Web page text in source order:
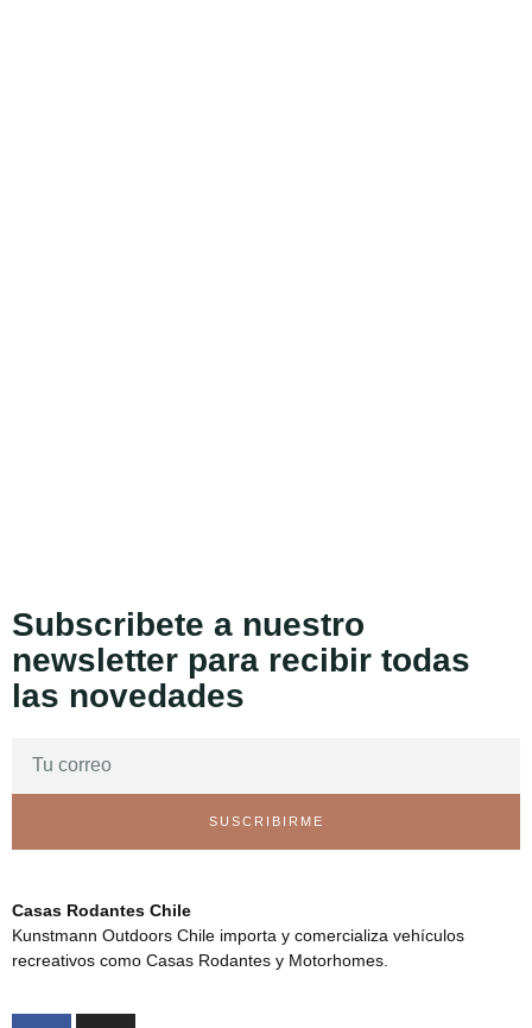
Subscribete a nuestro
newsletter para recibir todas
las novedades
SUSCRIBIRME
Casas Rodantes Chile
Kunstmann Outdoors Chile importa y comercializa vehículos
recreativos como Casas Rodantes y Motorhomes.